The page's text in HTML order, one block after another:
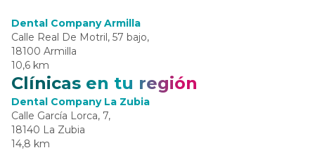
Dental Company Armilla
Calle Real De Motril, 57 bajo,
18100 Armilla
10,6 km
Clínicas en tu región
Dental Company La Zubia
Calle García Lorca, 7,
18140 La Zubia
14,8 km